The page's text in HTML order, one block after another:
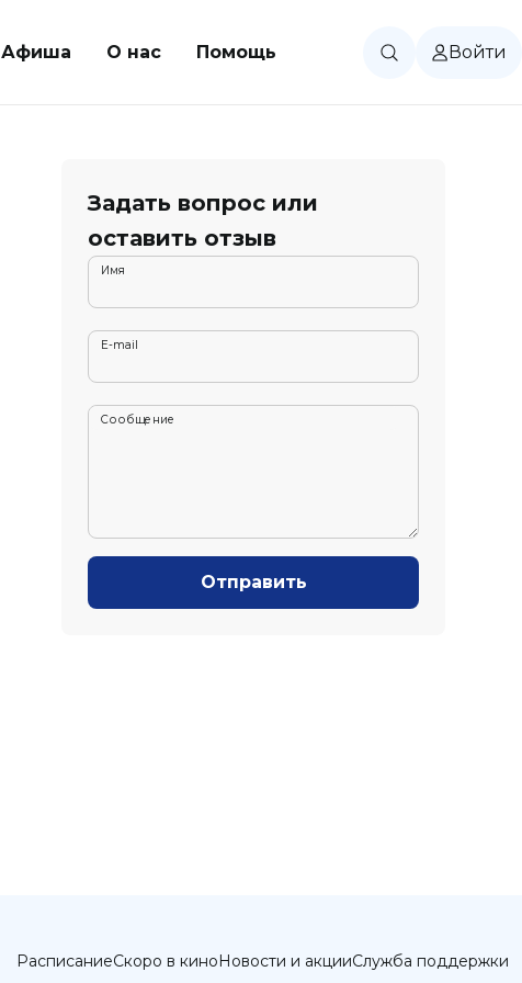
Афиша О нас Помощь Войти
Задать вопрос или
оставить отзыв
Имя
E-mail
Сообщение
Отправить
РасписаниеСкоро в киноНовости и акцииСлужба поддержки